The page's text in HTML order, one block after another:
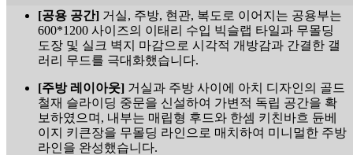
[공용 공간] 거실, 주방, 현관, 복도로 이어지는 공용부는
600*1200 사이즈의 이태리 수입 빅슬랩 타일과 무몰딩
도장 및 실크 벽지 마감으로 시각적 개방감과 간결한 갤
러리 무드를 극대화했습니다.
[주방 레이아웃] 거실과 주방 사이에 아치 디자인의 골드
철재 슬라이딩 중문을 신설하여 가변적 독립 공간을 확
보하였으며, 내부는 매립형 후드와 한셈 키친바흐 듄베
이지 키큰장을 무몰딩 라인으로 매치하여 미니멀한 주방
라인을 완성했습니다.